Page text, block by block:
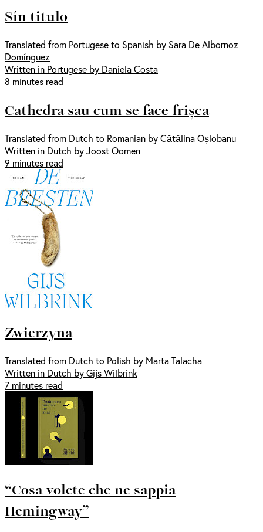
Sín titulo
Translated from Portugese to Spanish by Sara De Albornoz
Domínguez
Written in Portugese by Daniela Costa
8 minutes read
Cathedra sau cum se face frișca
Translated from Dutch to Romanian by Cătălina Oșlobanu
Written in Dutch by Joost Oomen
9 minutes read
Zwierzyna
Translated from Dutch to Polish by Marta Talacha
Written in Dutch by Gijs Wilbrink
7 minutes read
“Cosa volete che ne sappia
Hemingway”